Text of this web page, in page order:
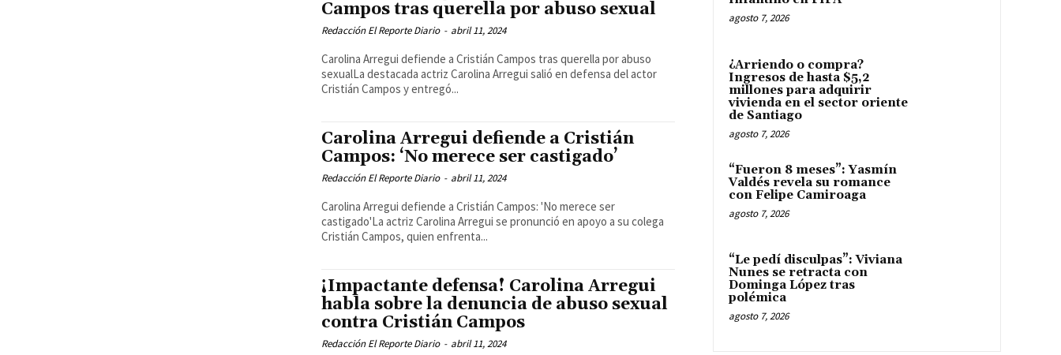
Campos tras querella por abuso sexual
Redacción El Reporte Diario - abril 11, 2024
Carolina Arregui defiende a Cristián Campos tras querella por abuso
sexualLa destacada actriz Carolina Arregui salió en defensa del actor
Cristián Campos y entregó...
Carolina Arregui defiende a Cristián
Campos: ‘No merece ser castigado’
Redacción El Reporte Diario - abril 11, 2024
Carolina Arregui defiende a Cristián Campos: 'No merece ser
castigado'La actriz Carolina Arregui se pronunció en apoyo a su colega
Cristián Campos, quien enfrenta...
¡Impactante defensa! Carolina Arregui
habla sobre la denuncia de abuso sexual
contra Cristián Campos
Redacción El Reporte Diario - abril 11, 2024
agosto 7, 2026
¿Arriendo o compra?
Ingresos de hasta $5,2
millones para adquirir
vivienda en el sector oriente
de Santiago
agosto 7, 2026
“Fueron 8 meses”: Yasmín
Valdés revela su romance
con Felipe Camiroaga
agosto 7, 2026
“Le pedí disculpas”: Viviana
Nunes se retracta con
Dominga López tras
polémica
agosto 7, 2026